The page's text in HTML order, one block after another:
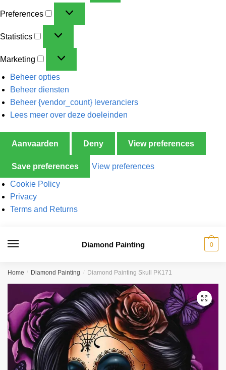
Preferences
Statistics
Marketing
Beheer opties
Beheer diensten
Beheer {vendor_count} leveranciers
Lees meer over deze doeleinden
Aanvaarden Deny View preferences
Save preferences View preferences
Cookie Policy
Privacy
Terms and Returns
Diamond Painting 0
Home / Diamond Painting / Diamond Painting Skull PK171
🔍